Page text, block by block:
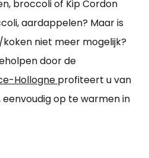
broccoli of Kip Cordon
aardappelen? Maar is
niet meer mogelijk?
door de
Hollogne profiteert u van
op te warmen in